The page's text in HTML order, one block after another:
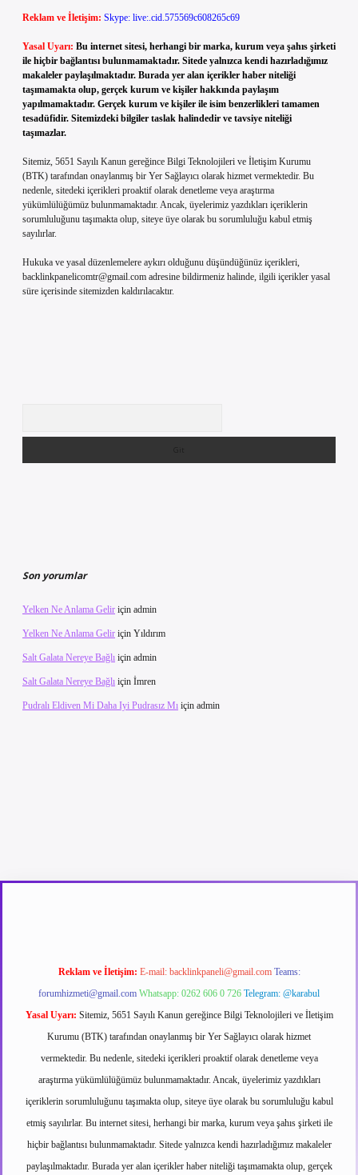
Reklam ve İletişim: Skype: live:.cid.575569c608265c69
Yasal Uyarı: Bu internet sitesi, herhangi bir marka, kurum veya şahıs şirketi
ile hiçbir bağlantısı bulunmamaktadır. Sitede yalnızca kendi hazırladığımız
makaleler paylaşılmaktadır. Burada yer alan içerikler haber niteliği
taşımamakta olup, gerçek kurum ve kişiler hakkında paylaşım
yapılmamaktadır. Gerçek kurum ve kişiler ile isim benzerlikleri tamamen
tesadüfidir. Sitemizdeki bilgiler taslak halindedir ve tavsiye niteliği
taşımazlar.
Sitemiz, 5651 Sayılı Kanun gereğince Bilgi Teknolojileri ve İletişim Kurumu
(BTK) tarafından onaylanmış bir Yer Sağlayıcı olarak hizmet vermektedir. Bu
nedenle, sitedeki içerikleri proaktif olarak denetleme veya araştırma
yükümlülüğümüz bulunmamaktadır. Ancak, üyelerimiz yazdıkları içeriklerin
sorumluluğunu taşımakta olup, siteye üye olarak bu sorumluluğu kabul etmiş
sayılırlar.
Hukuka ve yasal düzenlemelere aykırı olduğunu düşündüğünüz içerikleri,
backlinkpanelicomtr@gmail.com adresine bildirmeniz halinde, ilgili içerikler yasal
süre içerisinde sitemizden kaldırılacaktır.
Son yorumlar
Yelken Ne Anlama Gelir için admin
Yelken Ne Anlama Gelir için Yıldırım
Salt Galata Nereye Bağlı için admin
Salt Galata Nereye Bağlı için İmren
Pudralı Eldiven Mi Daha Iyi Pudrasız Mı için admin
güncel girişbetexpergir.net
Reklam ve İletişim: E-mail: backlinkpaneli@gmail.com Teams:
forumhizmeti@gmail.com Whatsapp: 0262 606 0 726 Telegram: @karabul
Yasal Uyarı: Sitemiz, 5651 Sayılı Kanun gereğince Bilgi Teknolojileri ve İletişim
Kurumu (BTK) tarafından onaylanmış bir Yer Sağlayıcı olarak hizmet
vermektedir. Bu nedenle, sitedeki içerikleri proaktif olarak denetleme veya
araştırma yükümlülüğümüz bulunmamaktadır. Ancak, üyelerimiz yazdıkları
içeriklerin sorumluluğunu taşımakta olup, siteye üye olarak bu sorumluluğu kabul
etmiş sayılırlar. Bu internet sitesi, herhangi bir marka, kurum veya şahıs şirketi ile
hiçbir bağlantısı bulunmamaktadır. Sitede yalnızca kendi hazırladığımız makaleler
paylaşılmaktadır. Burada yer alan içerikler haber niteliği taşımamakta olup, gerçek